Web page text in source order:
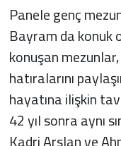
Panele genç
Bayram da konuk
konuşan
hatıralarını
hayatına ilişkin
42 yıl sonra aynı